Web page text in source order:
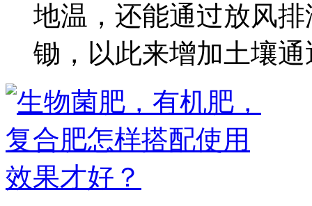
地温，还能通过放风
锄，以此来增加土壤通